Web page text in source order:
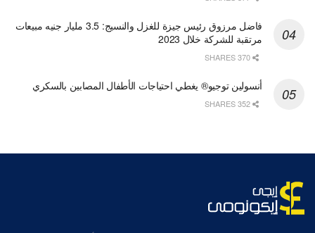
فاضل مرزوق رئيس جيزة للغزل والنسيج: 3.5 مليار جنيه مبيعات
مرتقبة للشركة خلال 2023
أنسولين توجيو® يغطي احتياجات الأطفال المصابين بالسكري